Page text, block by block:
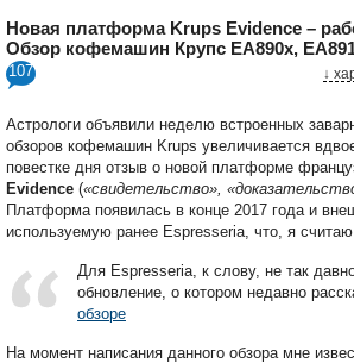
Новая платформа Krups Evidence –
Обзор кофемашин Крупс EA890x,
107 ↓
Астрологи объявили неделю встроенных
обзоров кофемашин Krups увеличивается
повестке дня отзыв о новой платформе
Evidence («свидетельство»,
Платформа появилась в конце 2017 года и
используемую ранее Espresseria, что, я
Для Espresseria, к слову, не так
обновление, о котором недавно
обзоре
На момент написания данного обзора мне